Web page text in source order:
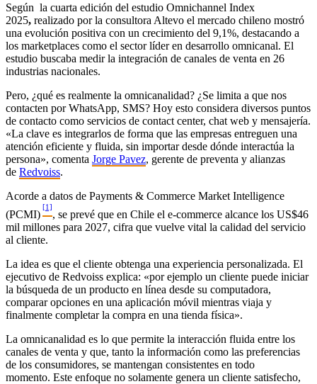
Según la cuarta edición del estudio Omnichannel Index
2025, realizado por la consultora Altevo el mercado chileno mostró
una evolución positiva con un crecimiento del 9,1%, destacando a
los marketplaces como el sector líder en desarrollo omnicanal. El
estudio buscaba medir la integración de canales de venta en 26
industrias nacionales.
Pero, ¿qué es realmente la omnicanalidad? ¿Se limita a que nos
contacten por WhatsApp, SMS? Hoy esto considera diversos puntos
de contacto como servicios de contact center, chat web y mensajería.
«La clave es integrarlos de forma que las empresas entreguen una
atención eficiente y fluida, sin importar desde dónde interactúa la
persona», comenta Jorge Pavez, gerente de preventa y alianzas
de Redvoiss.
Acorde a datos de Payments & Commerce Market Intelligence
(PCMI)
[1]
, se prevé que en Chile el e-commerce alcance los US$46
mil millones para 2027, cifra que vuelve vital la calidad del servicio
al cliente.
La idea es que el cliente obtenga una experiencia personalizada. El
ejecutivo de Redvoiss explica: «por ejemplo un cliente puede iniciar
la búsqueda de un producto en línea desde su computadora,
comparar opciones en una aplicación móvil mientras viaja y
finalmente completar la compra en una tienda física».
La omnicanalidad es lo que permite la interacción fluida entre los
canales de venta y que, tanto la información como las preferencias
de los consumidores, se mantengan consistentes en todo
momento. Este enfoque no solamente genera un cliente satisfecho,